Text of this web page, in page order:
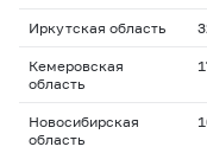
Иркутская область
Кемеровская
область
Новосибирская
область